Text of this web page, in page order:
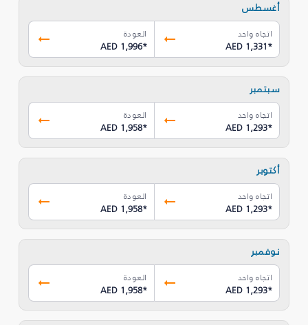
أغسطس
اتجاه واحد
AED 1,331*
العودة
AED 1,996*
سبتمبر
اتجاه واحد
AED 1,293*
العودة
AED 1,958*
أكتوبر
اتجاه واحد
AED 1,293*
العودة
AED 1,958*
نوفمبر
اتجاه واحد
AED 1,293*
العودة
AED 1,958*